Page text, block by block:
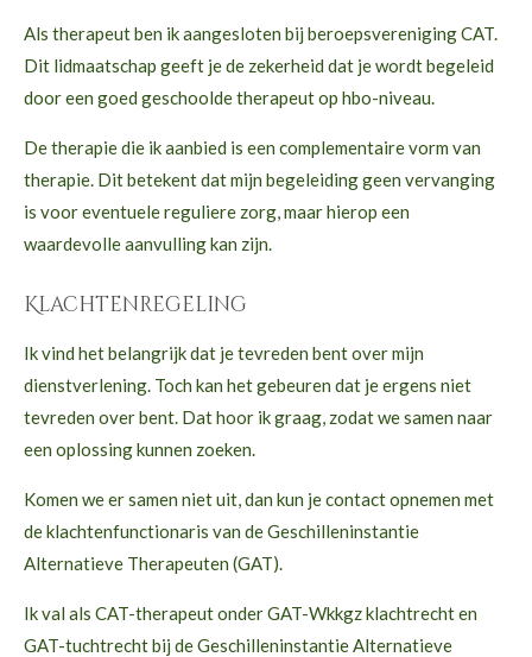
Als therapeut ben ik aangesloten bij beroepsvereniging CAT.
Dit lidmaatschap geeft je de zekerheid dat je wordt begeleid
door een goed geschoolde therapeut op hbo-niveau.
De therapie die ik aanbied is een complementaire vorm van
therapie. Dit betekent dat mijn begeleiding geen vervanging
is voor eventuele reguliere zorg, maar hierop een
waardevolle aanvulling kan zijn.
Klachtenregeling
Ik vind het belangrijk dat je tevreden bent over mijn
dienstverlening. Toch kan het gebeuren dat je ergens niet
tevreden over bent. Dat hoor ik graag, zodat we samen naar
een oplossing kunnen zoeken.
Komen we er samen niet uit, dan kun je contact opnemen met
de klachtenfunctionaris van de Geschilleninstantie
Alternatieve Therapeuten (GAT).
Ik val als CAT-therapeut onder GAT-Wkkgz klachtrecht en
GAT-tuchtrecht bij de Geschilleninstantie Alternatieve